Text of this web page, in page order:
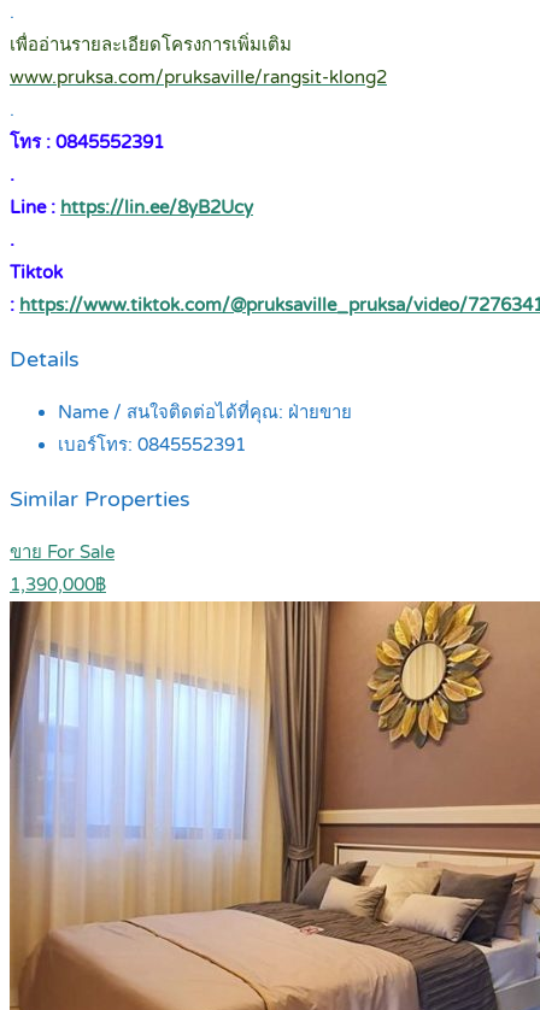
.
เพื่ออ่านรายละเอียดโครงการเพิ่มเติม
www.pruksa.com/pruksaville/rangsit-klong2
.
โทร : 0845552391
.
Line : https://lin.ee/8yB2Ucy
.
Tiktok
: https://www.tiktok.com/@pruksaville_pruksa/video/
Details
Name / สนใจติดต่อได้ที่คุณ: ฝ่ายขาย
เบอร์โทร: 0845552391
Similar Properties
ขาย For Sale
1,390,000฿